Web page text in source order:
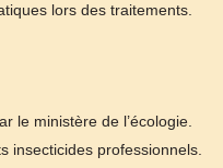
lors des traitements.
le ministère de l’écologie.
insecticides professionnels.